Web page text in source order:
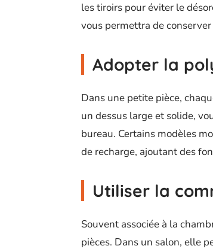
les tiroirs pour éviter le
vous permettra de
Adopter la
Dans une petite pièce,
un dessus large et solide,
bureau. Certains modèles
de recharge, ajoutant des
Utiliser la
Souvent associée à la
pièces. Dans un salon, elle